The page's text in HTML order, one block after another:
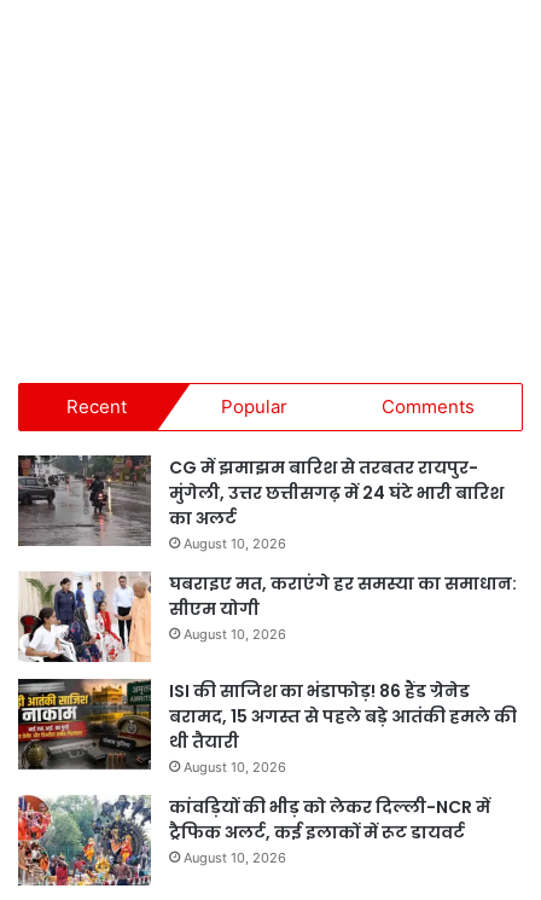
Recent Popular Comments
CG में झमाझम बारिश से तरबतर रायपुर-
मुंगेली, उत्तर छत्तीसगढ़ में 24 घंटे भारी बारिश
का अलर्ट
August 10, 2026
घबराइए मत, कराएंगे हर समस्या का समाधान:
सीएम योगी
August 10, 2026
ISI की साजिश का भंडाफोड़! 86 हैंड ग्रेनेड
बरामद, 15 अगस्त से पहले बड़े आतंकी हमले की
थी तैयारी
August 10, 2026
कांवड़ियों की भीड़ को लेकर दिल्ली-NCR में
ट्रैफिक अलर्ट, कई इलाकों में रूट डायवर्ट
August 10, 2026